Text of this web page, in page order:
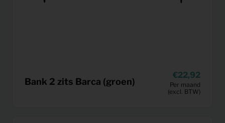
Bank 2 zits Barca (groen)
22,92
Per maand
(excl. BTW)